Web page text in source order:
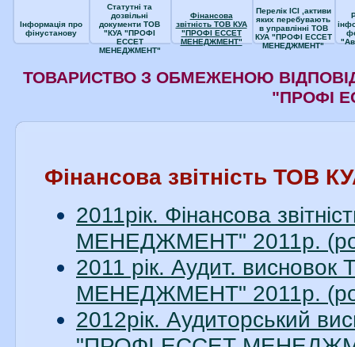
Інформація про
фінустанову
Статутні та
дозвільні
документи ТОВ
"КУА "ПРОФІ
ЕССЕТ
МЕНЕДЖМЕНТ"
Фінансова
звітність ТОВ КУА
"ПРОФІ ЕССЕТ
МЕНЕДЖМЕНТ"
Перелік ІСІ ,активи
яких перебувають
в управлінні ТОВ
КУА "ПРОФІ ЕССЕТ
МЕНЕДЖМЕНТ"
ТОВАРИСТВО З ОБМЕЖЕНОЮ
"ПРОФІ
Фінансова звітність
2011рік. Фінансова
МЕНЕДЖМЕНТ" 2011р.
2011 рік. Аудит.
МЕНЕДЖМЕНТ" 2011р.
2012рік. Аудиторський